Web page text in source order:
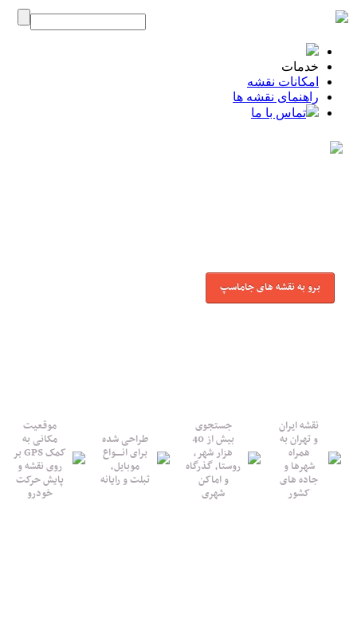
خدمات
امکانات نقشه
راهنمای نقشه ها
تماس با ما
نقشه ایران
و تهران به
همراه
شهرها و
جاده های
کشور
جستجوی
بیش از 40
هزار شهر،
روستا، گذرگاه
و اماکن
شهری
طراحی شده
برای انــــواع
موبایل،
تبلت و رایانه
موقعیت
مکانی به
کمک GPS بر
روی نقشه و
پایش حرکت
خودرو